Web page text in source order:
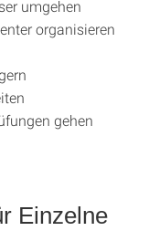
umgehen
organisieren
gehen
Einzelne